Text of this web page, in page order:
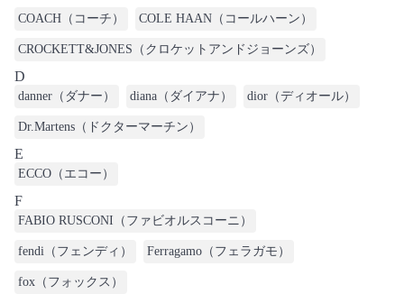
COACH（コーチ） COLE HAAN（コールハーン）
CROCKETT&JONES（クロケットアンドジョーンズ）
D
danner（ダナー） diana（ダイアナ） dior（ディオール）
Dr.Martens（ドクターマーチン）
E
ECCO（エコー）
F
FABIO RUSCONI（ファビオルスコーニ）
fendi（フェンディ） Ferragamo（フェラガモ）
fox（フォックス）